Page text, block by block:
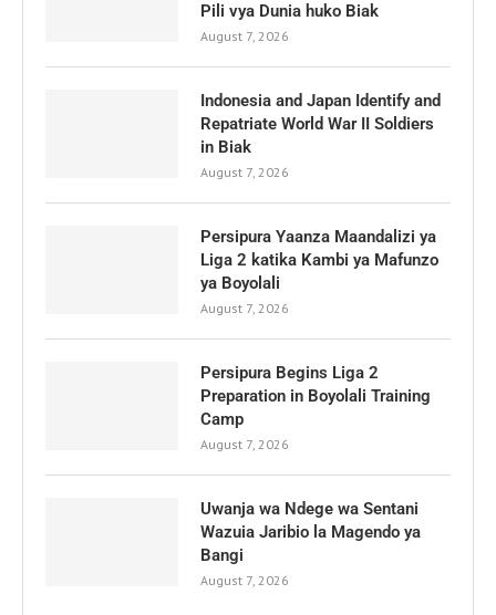
Pili vya Dunia huko Biak
August 7, 2026
Indonesia and Japan Identify and
Repatriate World War II Soldiers
in Biak
August 7, 2026
Persipura Yaanza Maandalizi ya
Liga 2 katika Kambi ya Mafunzo
ya Boyolali
August 7, 2026
Persipura Begins Liga 2
Preparation in Boyolali Training
Camp
August 7, 2026
Uwanja wa Ndege wa Sentani
Wazuia Jaribio la Magendo ya
Bangi
August 7, 2026